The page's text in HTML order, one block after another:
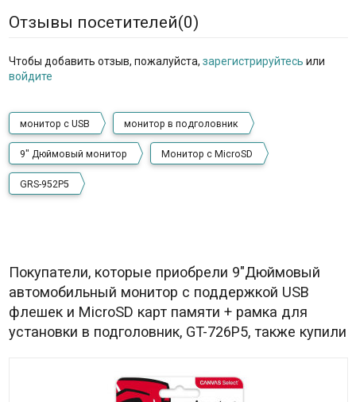
Отзывы посетителей(0)
Чтобы добавить отзыв, пожалуйста, зарегистрируйтесь или
войдите
монитор с USB монитор в подголовник
9" Дюймовый монитор Монитор с MicroSD
GRS-952P5
Покупатели, которые приобрели 9"Дюймовый
автомобильный монитор с поддержкой USB
флешек и MicroSD карт памяти + рамка для
установки в подголовник, GT-726P5, также купили